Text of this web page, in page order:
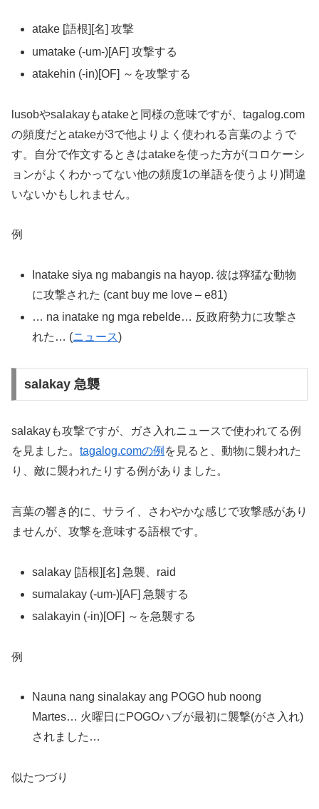
atake [語根][名] 攻撃
umatake (-um-)[AF] 攻撃する
atakehin (-in)[OF] ～を攻撃する
lusobやsalakayもatakeと同様の意味ですが、tagalog.com
の頻度だとatakeが3で他よりよく使われる言葉のようで
す。自分で作文するときはatakeを使った方が(コロケーシ
ョンがよくわかってない他の頻度1の単語を使うより)間違
いないかもしれません。
例
Inatake siya ng mabangis na hayop. 彼は獰猛な動物
に攻撃された (cant buy me love – e81)
… na inatake ng mga rebelde… 反政府勢力に攻撃さ
れた… (ニュース)
salakay 急襲
salakayも攻撃ですが、ガさ入れニュースで使われてる例
を見ました。 tagalog.comの例 を見ると、動物に襲われた
り、敵に襲われたりする例がありました。
言葉の響き的に、サライ、さわやかな感じで攻撃感があり
ませんが、攻撃を意味する語根です。
salakay [語根][名] 急襲、raid
sumalakay (-um-)[AF] 急襲する
salakayin (-in)[OF] ～を急襲する
例
Nauna nang sinalakay ang POGO hub noong
Martes… 火曜日にPOGOハブが最初に襲撃(がさ入れ)
されました…
似たつづり